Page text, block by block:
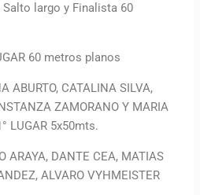
Salto largo y Finalista 60
60 metros planos
ABURTO, CATALINA SILVA,
ZAMORANO Y MARIA
LUGAR 5x50mts.
ARAYA, DANTE CEA, MATIAS
ALVARO VYHMEISTER